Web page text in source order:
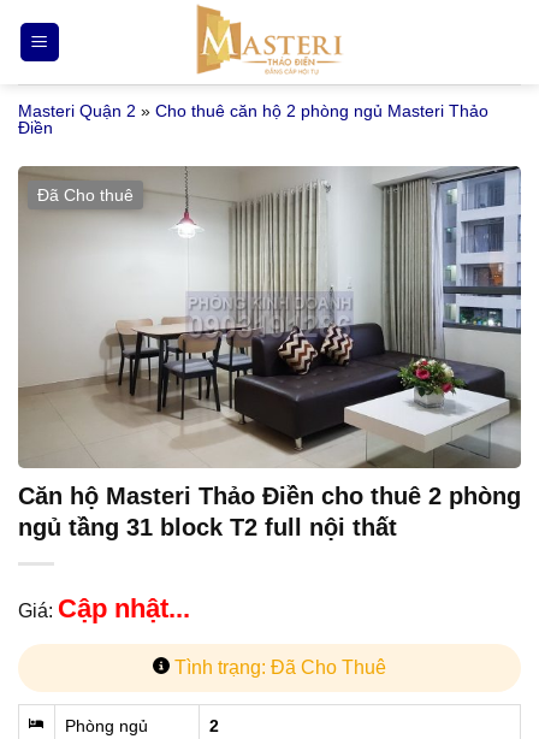
qua
nội
dung
Masteri Quận 2 » Cho thuê căn hộ 2 phòng ngủ Masteri Thảo
Điền
Đã Cho thuê
Căn hộ Masteri Thảo Điền cho thuê 2 phòng
ngủ tầng 31 block T2 full nội thất
Giá: Cập nhật...
Tình trạng: Đã Cho Thuê
Phòng ngủ 2